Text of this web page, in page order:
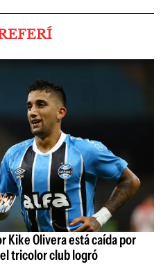
Kike Olivera está caída por
tricolor club logró